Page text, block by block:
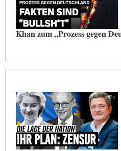
Khan zum „Prozess gegen